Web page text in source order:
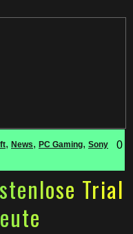
, News, PC Gaming, Sony 0
Trial